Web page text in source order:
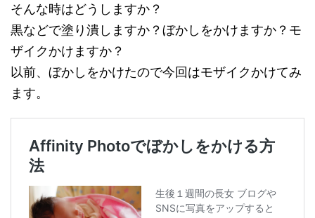
そんな時はどうしますか？
黒などで塗り潰しますか？ぼかしをかけますか？モ
ザイクかけますか？
以前、ぼかしをかけたので今回はモザイクかけてみ
ます。